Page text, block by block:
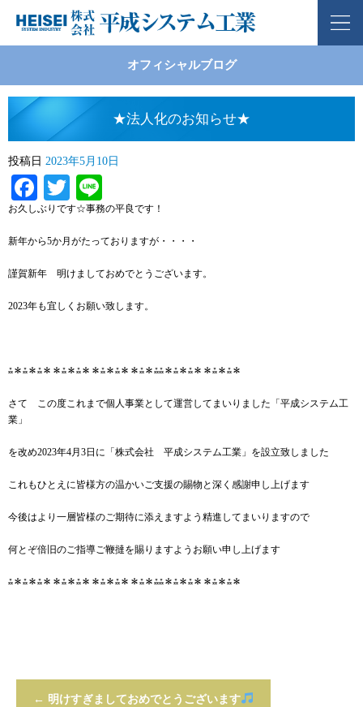
オフィシャルブログ
★法人化のお知らせ★
投稿日 2023年5月10日
Facebook
Twitter
お久しぶりです☆事務の平良です！
新年から5か月がたっておりますが・・・・
謹賀新年 明けましておめでとうございます。
2023年も宜しくお願い致します。
⁂＊⁂＊⁂＊＊⁂＊⁂＊＊⁂＊⁂＊＊⁂＊⁂⁂＊⁂＊⁂＊＊⁂＊⁂＊
さて この度これまで個人事業として運営してまいりました「平成システム工
業」
を改め2023年4月3日に「株式会社 平成システム工業」を設立致しました
これもひとえに皆様方の温かいご支援の賜物と深く感謝申し上げます
今後はより一層皆様のご期待に添えますよう精進してまいりますので
何とぞ倍旧のご指導ご鞭撻を賜りますようお願い申し上げます
⁂＊⁂＊⁂＊＊⁂＊⁂＊＊⁂＊⁂＊＊⁂＊⁂⁂＊⁂＊⁂＊＊⁂＊⁂＊
← 明けすぎましておめでとうございます